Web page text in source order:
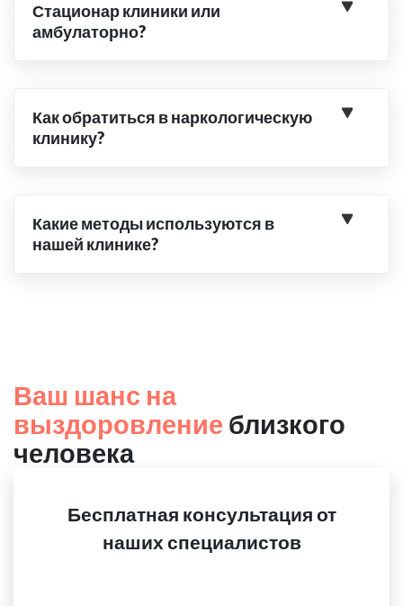
Стационар клиники или
амбулаторно?
Как обратиться в наркологическую
клинику?
Какие методы используются в
нашей клинике?
Ваш шанс на
выздоровление близкого
человека
Бесплатная консультация от
наших специалистов